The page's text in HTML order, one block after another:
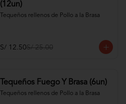
(12un)
Tequeños rellenos de Pollo a la Brasa
S/ 12.50S/ 25.00
Tequeños Fuego Y Brasa (6un)
Tequeños rellenos de Pollo a la Brasa